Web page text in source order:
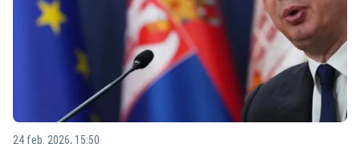
24 feb. 2026, 15:50